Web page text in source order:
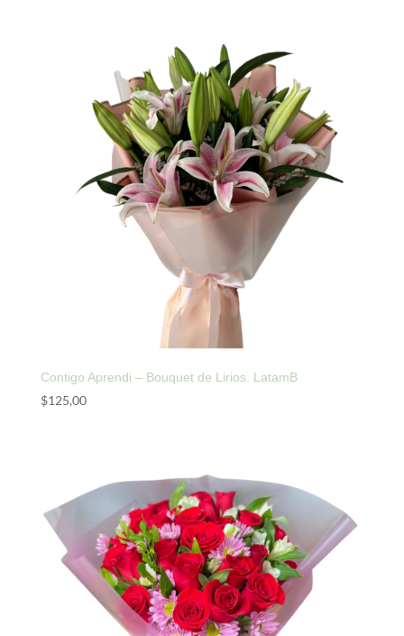
$113,00
hasta
$137,00
Contigo Aprendi – Bouquet de Lirios. LatamB
$125,00